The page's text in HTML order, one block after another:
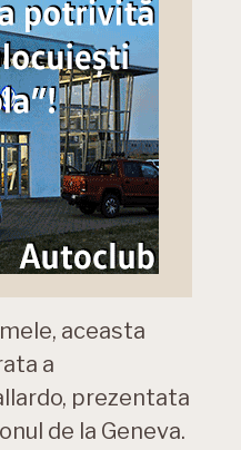
aceasta
a
prezentata
de la Geneva.